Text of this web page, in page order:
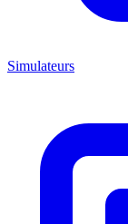
Simulateurs